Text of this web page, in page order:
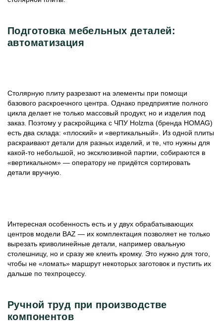
Подготовка мебельных деталей:
автоматизация
Столярную плиту разрезают на элементы при помощи
базового раскроечного центра. Однако предприятие полного
цикла делает не только массовый продукт, но и изделия под
заказ. Поэтому у раскройщика с ЧПУ Holzma (бренда HOMAG)
есть два склада: «плоский» и «вертикальный». Из одной плиты
раскраивают детали для разных изделий, и те, что нужны для
какой-то небольшой, но эксклюзивной партии, собираются в
«вертикальном» — оператору не придётся сортировать
детали вручную.
Интересная особенность есть и у двух обрабатывающих
центров модели BAZ — их комплектация позволяет не только
вырезать криволинейные детали, например овальную
столешницу, но и сразу же клеить кромку. Это нужно для того,
чтобы не «ломать» маршрут некоторых заготовок и пустить их
дальше по техпроцессу.
Ручной труд при производстве
компонентов